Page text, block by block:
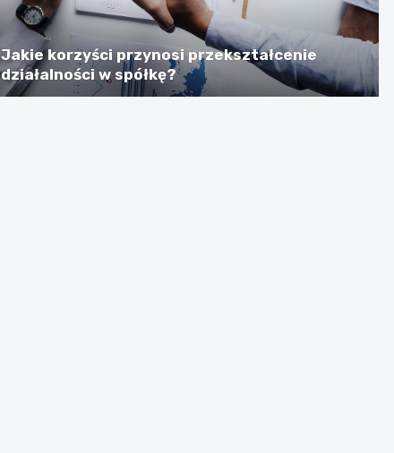
Jakie korzyści przynosi przekształcenie
działalności w spółkę?